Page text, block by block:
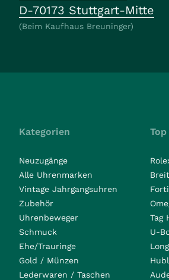
D-70173 Stuttgart-Mitte
(Beim Kaufhaus Breuninger)
Kategorien
Neuzugänge
Alle Uhrenmarken
Vintage Jahrgangsuhren
Zubehör
Uhrenbeweger
Schmuck
Ehe/Trauringe
Gold / Münzen
Lederwaren / Taschen
Tag
U-